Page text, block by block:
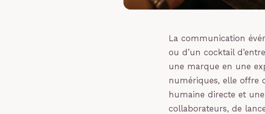
La communication
ou d’un cocktail
une marque en une
numériques, elle offre
humaine directe et une
collaborateurs, de